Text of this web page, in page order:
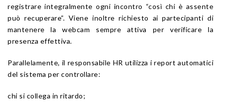
registrare integralmente ogni incontro “così chi è assente
può recuperare”. Viene inoltre richiesto ai partecipanti di
mantenere la webcam sempre attiva per verificare la
presenza effettiva.
Parallelamente, il responsabile HR utilizza i report automatici
del sistema per controllare:
chi si collega in ritardo;